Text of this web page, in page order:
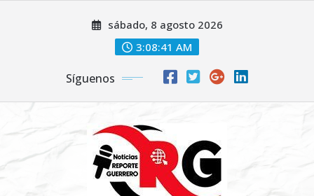
sábado, 8 agosto 2026
3:08:41 AM
Síguenos